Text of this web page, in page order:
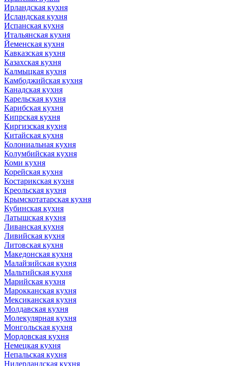
Ирландская кухня
Исландская кухня
Испанская кухня
Итальянская кухня
Йеменская кухня
Кавказская кухня
Казахская кухня
Калмыцкая кухня
Камбоджийская кухня
Канадская кухня
Карельская кухня
Карибская кухня
Кипрская кухня
Киргизская кухня
Китайская кухня
Колониальная кухня
Колумбийская кухня
Коми кухня
Корейская кухня
Костарикская кухня
Креольская кухня
Крымскотатарская кухня
Кубинская кухня
Латышская кухня
Ливанская кухня
Ливийская кухня
Литовская кухня
Македонская кухня
Малайзийская кухня
Мальтийская кухня
Марийская кухня
Марокканская кухня
Мексиканская кухня
Молдавская кухня
Молекулярная кухня
Монгольская кухня
Мордовская кухня
Немецкая кухня
Непальская кухня
Нидерландская кухня